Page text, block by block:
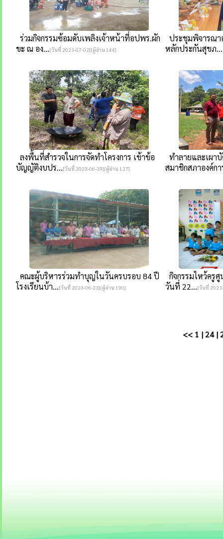
ร่วมกิจกรรมซ้อมดับเพลิงเจ้าหน้าที่อปพร.ผัก
ขะ ณ อง...[วันที่ 2023-07-02][ผู้อ่าน 144]
ประชุมพิจารณา
หลักประกันสุขภ...
ลงพื้นที่สำรวจในการจัดทำโครงการ เข้าข้อ
บัญญัติงบปร...[วันที่ 2023-06-29][ผู้อ่าน 127]
ทำลายและเผา
สมาชิกสภาองค์ก
คณะผู้บริหารร่วมทำบุญในวันครบรอบ 84 ปี
โรงเรียนบ้า...[วันที่ 2023-06-23][ผู้อ่าน 190]
กิจกรรมไหว้ครู
วันที่ 22...[วันที่
<< 1 |24|